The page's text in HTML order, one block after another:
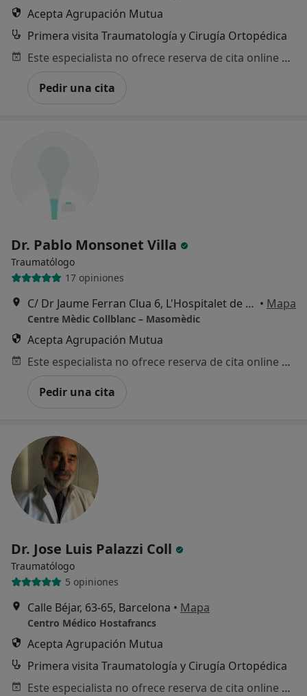
Acepta Agrupación Mutua
Primera visita Traumatología y Cirugía Ortopédica
Este especialista no ofrece reserva de cita online en esta dirección.
Pedir una cita
Dr. Pablo Monsonet Villa
Traumatólogo
17 opiniones
C/ Dr Jaume Ferran Clua 6, L'Hospitalet de Llobregat • Mapa
Centre Mèdic Collblanc – Masomèdic
Acepta Agrupación Mutua
Este especialista no ofrece reserva de cita online en esta dirección.
Pedir una cita
Dr. Jose Luis Palazzi Coll
Traumatólogo
5 opiniones
Calle Béjar, 63-65, Barcelona • Mapa
Centro Médico Hostafrancs
Acepta Agrupación Mutua
Primera visita Traumatología y Cirugía Ortopédica
Este especialista no ofrece reserva de cita online en esta dirección.